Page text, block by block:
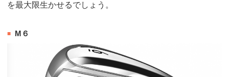
を最大限生かせるでしょう。
M６